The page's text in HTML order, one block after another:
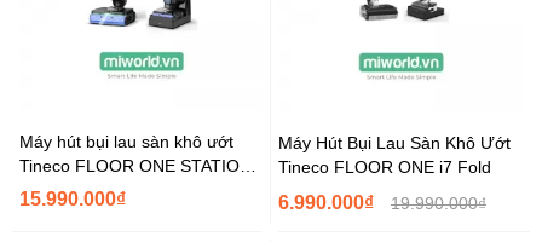
Máy hút bụi lau sàn khô ướt
Tineco FLOOR ONE STATION
S9 Artist
15.990.000₫
Máy Hút Bụi Lau Sàn Khô Ướt
Tineco FLOOR ONE i7 Fold
6.990.000₫ 19.990.000₫